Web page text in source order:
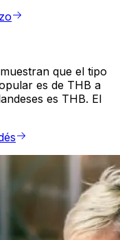
que el tipo
es de THB a
es THB. El